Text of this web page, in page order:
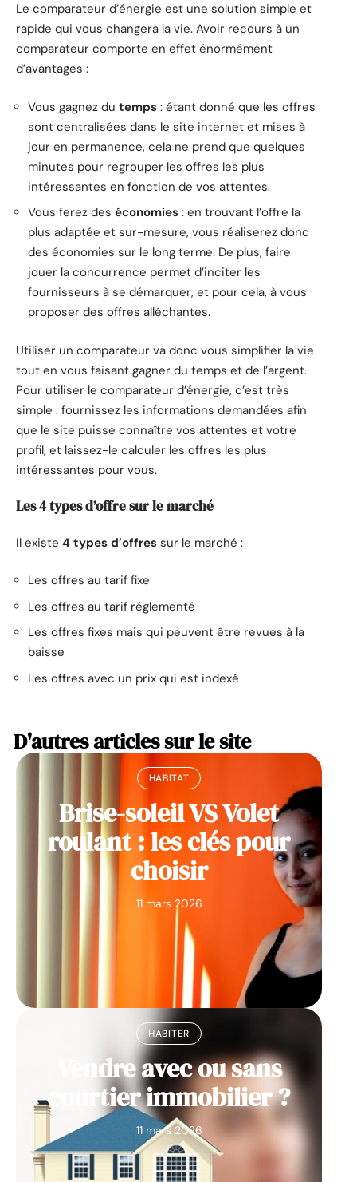
Le comparateur d’énergie est une solution simple et
rapide qui vous changera la vie. Avoir recours à un
comparateur comporte en effet énormément
d’avantages :
Vous gagnez du temps : étant donné que les offres
sont centralisées dans le site internet et mises à
jour en permanence, cela ne prend que quelques
minutes pour regrouper les offres les plus
intéressantes en fonction de vos attentes.
Vous ferez des économies : en trouvant l’offre la
plus adaptée et sur-mesure, vous réaliserez donc
des économies sur le long terme. De plus, faire
jouer la concurrence permet d’inciter les
fournisseurs à se démarquer, et pour cela, à vous
proposer des offres alléchantes.
Utiliser un comparateur va donc vous simplifier la vie
tout en vous faisant gagner du temps et de l’argent.
Pour utiliser le comparateur d’énergie, c’est très
simple : fournissez les informations demandées afin
que le site puisse connaître vos attentes et votre
profil, et laissez-le calculer les offres les plus
intéressantes pour vous.
Les 4 types d’offre sur le marché
Il existe 4 types d’offres sur le marché :
Les offres au tarif fixe
Les offres au tarif réglementé
Les offres fixes mais qui peuvent être revues à la
baisse
Les offres avec un prix qui est indexé
D'autres articles sur le site
HABITAT
Brise-soleil VS Volet
roulant : les clés pour
choisir
11 mars 2026
HABITER
Vendre avec ou sans
courtier immobilier ?
11 mars 2026